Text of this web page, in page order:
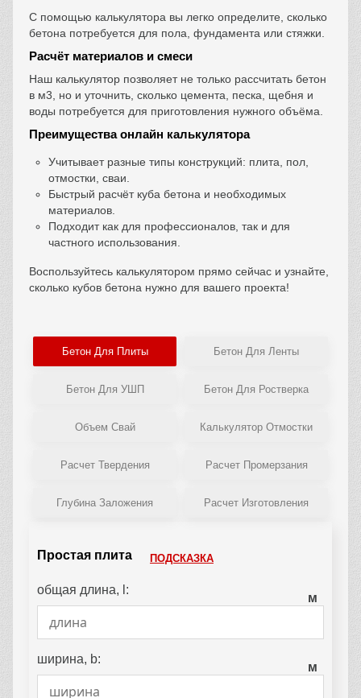
С помощью калькулятора вы легко определите, сколько
бетона потребуется для пола, фундамента или стяжки.
Расчёт материалов и смеси
Наш калькулятор позволяет не только рассчитать бетон
в м3, но и уточнить, сколько цемента, песка, щебня и
воды потребуется для приготовления нужного объёма.
Преимущества онлайн калькулятора
Учитывает разные типы конструкций: плита, пол,
отмостки, сваи.
Быстрый расчёт куба бетона и необходимых
материалов.
Подходит как для профессионалов, так и для
частного использования.
Воспользуйтесь калькулятором прямо сейчас и узнайте,
сколько кубов бетона нужно для вашего проекта!
Бетон Для Плиты Бетон Для Ленты
Бетон Для УШП Бетон Для Ростверка
Объем Свай Калькулятор Отмостки
Расчет Твердения Расчет Промерзания
Глубина Заложения Расчет Изготовления
Простая плита ПОДСКАЗКА
общая длина, l:
м
ширина, b:
м